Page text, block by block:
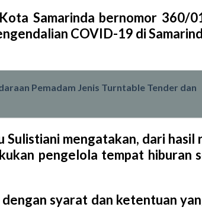
Samarinda bernomor 360/
COVID-19 di
Pemadam Jenis Turntable Tender dan
mengatakan, dari hasil
pengelola tempat hiburan
syarat dan ketentuan